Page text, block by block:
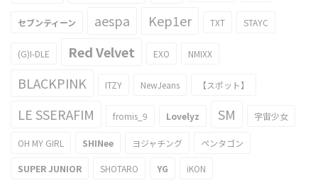
セブンティーン aespa Kep1er TXT STAYC
(G)I-DLE Red Velvet EXO NMIXX
BLACKPINK ITZY NewJeans 【スポット】
LE SSERAFIM fromis_9 Lovelyz SM 宇宙少女
OH MY GIRL SHINee ヨジャチング ペンタゴン
SUPER JUNIOR SHOTARO YG iKON